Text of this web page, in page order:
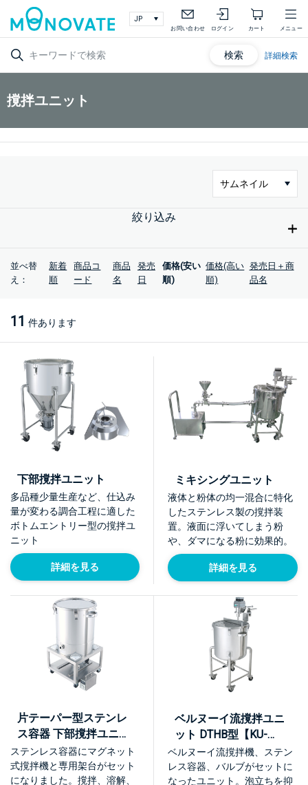
お問い合わせ ログイン カート メニュー
検索 詳細検索
撹拌ユニット
絞り込み
並べ替
え：
新着
順
商品コ
ード
商品
名
発売
日
価格(安い
順)
価格(高い
順)
発売日＋商
品名
11 件あります
下部撹拌ユニット
多品種少量生産など、仕込み
量が変わる調合工程に適した
ボトムエントリー型の撹拌ユ
ニット
詳細を見る
ミキシングユニット
液体と粉体の均一混合に特化
したステンレス製の撹拌装
置。液面に浮いてしまう粉
や、ダマになる粉に効果的。
詳細を見る
片テーパー型ステンレ
ス容器 下部撹拌ユニッ
ト【BKU】
ステンレス容器にマグネット
式撹拌機と専用架台がセット
になりました。撹拌、溶解、
ベルヌーイ流撹拌ユニ
ット DTHB型【KU-
DTHB】
ベルヌーイ流撹拌機、ステン
レス容器、バルブがセットに
なったユニット。泡立ちを抑